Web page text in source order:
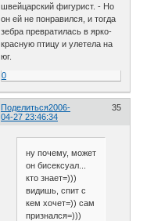
швейцарский фигурист. - Но
он ей не понравился, и тогда
зебра превратилась в ярко-
красную птицу и улетела на
юг.
0
Поделиться 35
2006-
04-27 23:46:34
ну почему, может
он бисексуал...
кто знает=)))
видишь, спит с
кем хочет=)) сам
признался=)))